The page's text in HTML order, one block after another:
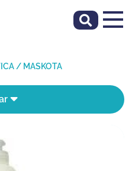
/ MASKOTA